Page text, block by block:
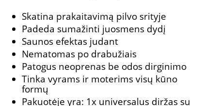
Skatina prakaitavimą pilvo srityje
Padeda sumažinti juosmens dydį
Saunos efektas judant
Nematomas po drabužiais
Patogus neoprenas be odos dirginimo
Tinka vyrams ir moterims visų kūno
formų
Pakuotėje yra: 1x universalus diržas su